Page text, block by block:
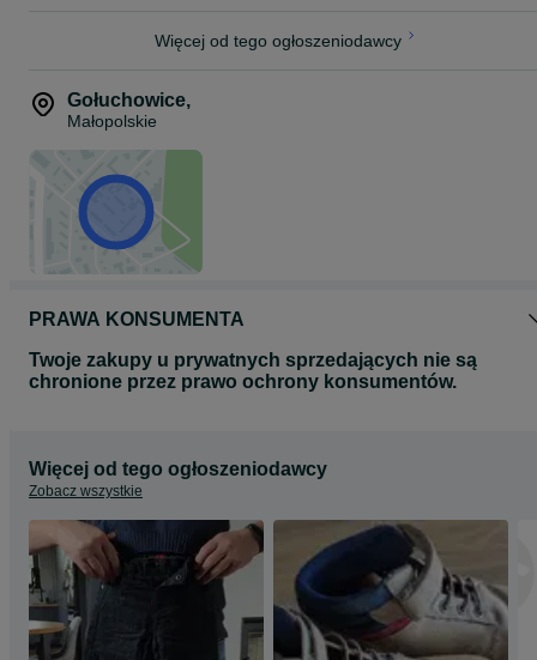
Więcej od tego ogłoszeniodawcy
Gołuchowice,
Małopolskie
PRAWA KONSUMENTA
Twoje zakupy u prywatnych sprzedających nie są
chronione przez prawo ochrony konsumentów.
Więcej od tego ogłoszeniodawcy
Zobacz wszystkie